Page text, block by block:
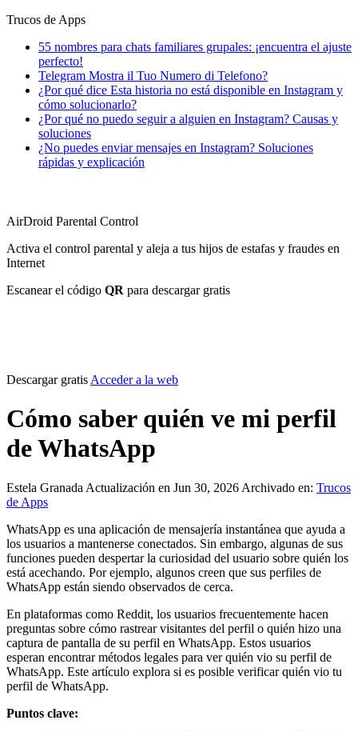
Trucos de Apps
55 nombres para chats familiares grupales: ¡encuentra el ajuste
perfecto!
Telegram Mostra il Tuo Numero di Telefono?
¿Por qué dice Esta historia no está disponible en Instagram y
cómo solucionarlo?
¿Por qué no puedo seguir a alguien en Instagram? Causas y
soluciones
¿No puedes enviar mensajes en Instagram? Soluciones
rápidas y explicación
AirDroid Parental Control
Activa el control parental y aleja a tus hijos de estafas y fraudes en
Internet
Escanear el código QR para descargar gratis
Descargar gratis Acceder a la web
Cómo saber quién ve mi perfil
de WhatsApp
Estela Granada Actualización en Jun 30, 2026 Archivado en: Trucos
de Apps
WhatsApp es una aplicación de mensajería instantánea que ayuda a
los usuarios a mantenerse conectados. Sin embargo, algunas de sus
funciones pueden despertar la curiosidad del usuario sobre quién los
está acechando. Por ejemplo, algunos creen que sus perfiles de
WhatsApp están siendo observados de cerca.
En plataformas como Reddit, los usuarios frecuentemente hacen
preguntas sobre cómo rastrear visitantes del perfil o quién hizo una
captura de pantalla de su perfil en WhatsApp. Estos usuarios
esperan encontrar métodos legales para ver quién vio su perfil de
WhatsApp. Este artículo explora si es posible verificar quién vio tu
perfil de WhatsApp.
Puntos clave: